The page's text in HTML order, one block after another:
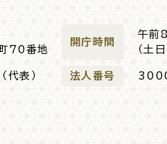
70番地
開庁時間
午前
（土
表） 法人番号